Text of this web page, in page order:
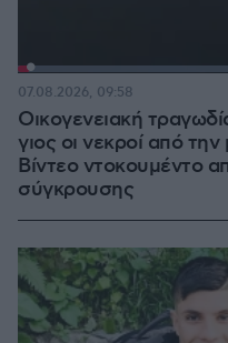
Οικογενειακή
γιος οι νεκροί από
Βίντεο ντοκουμέντο
σύγκρουσης
07.08.2026, 09:58